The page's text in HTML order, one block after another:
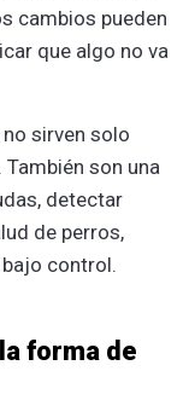
cambios pueden
que algo no va
sirven solo
son una
detectar
de perros,
control.
forma de